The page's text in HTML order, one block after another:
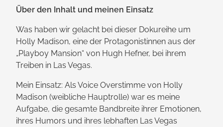
Über den Inhalt und meinen Einsatz
Was haben wir gelacht bei dieser Dokureihe um
Holly Madison, eine der Protagonistinnen aus der
„Playboy Mansion“ von Hugh Hefner, bei ihrem
Treiben in Las Vegas.
Mein Einsatz: Als Voice Overstimme von Holly
Madison (weibliche Hauptrolle) war es meine
Aufgabe, die gesamte Bandbreite ihrer Emotionen,
ihres Humors und ihres lebhaften Las Vegas